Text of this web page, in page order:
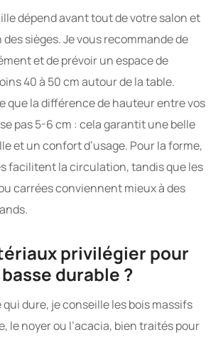
dépend avant tout de votre salon et
sièges. Je vous recommande de
et de prévoir un espace de
40 à 50 cm autour de la table.
que la différence de hauteur entre vos
pas 5-6 cm : cela garantit une belle
et un confort d’usage. Pour la forme,
facilitent la circulation, tandis que les
carrées conviennent mieux à des
privilégier pour
durable ?
dure, je conseille les bois massifs
le noyer ou l’acacia, bien traités pour